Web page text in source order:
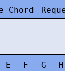
Chord
E F G H